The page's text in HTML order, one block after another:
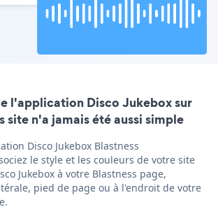
l'application Disco Jukebox sur
site n'a jamais été aussi simple
Disco Jukebox Blastness
le style et les couleurs de votre site
Jukebox à votre Blastness page,
pied de page ou à l'endroit de votre